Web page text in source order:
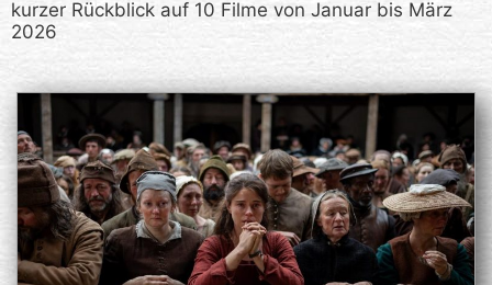
kurzer Rückblick auf 10 Filme von Januar bis März
2026